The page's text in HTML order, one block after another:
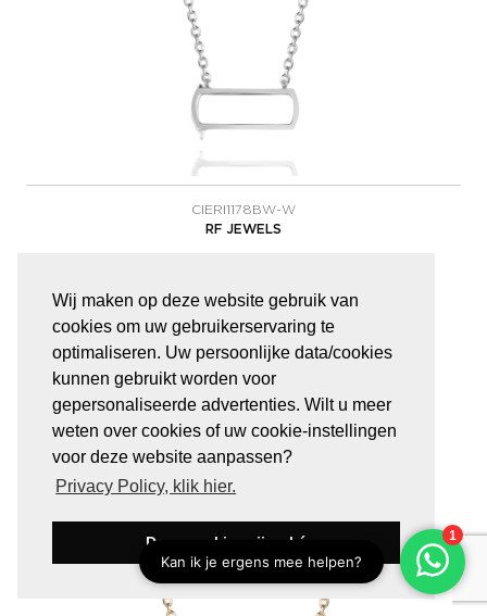
Wij maken op deze website gebruik van
cookies om uw gebruikerservaring te
optimaliseren. Uw persoonlijke data/cookies
kunnen gebruikt worden voor
gepersonaliseerde advertenties. Wilt u meer
weten over cookies of uw cookie-instellingen
voor deze website aanpassen?
Privacy Policy, klik hier.
Deze cookies zijn oké
CIERI1178BW-W
RF JEWELS
€ 1.700,00